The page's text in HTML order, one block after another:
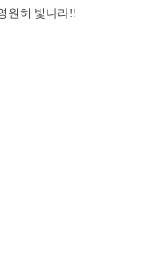
원히 빛나라!!